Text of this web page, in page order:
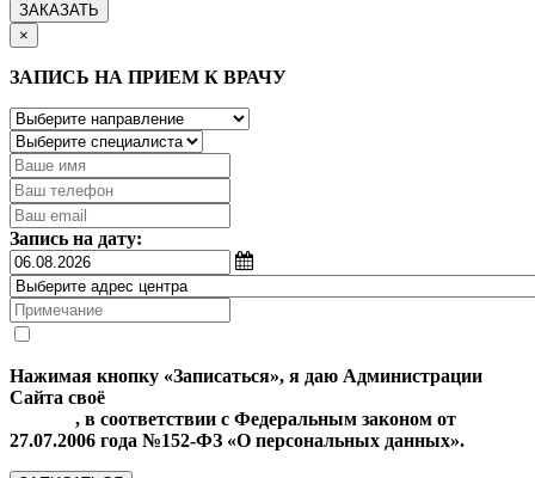
ЗАКАЗАТЬ
×
ЗАПИСЬ НА ПРИЕМ К ВРАЧУ
Запись на дату:
Нажимая кнопку «Записаться», я даю Администрации
Сайта своё
, в соответствии с Федеральным законом от
27.07.2006 года №152-ФЗ «О персональных данных».